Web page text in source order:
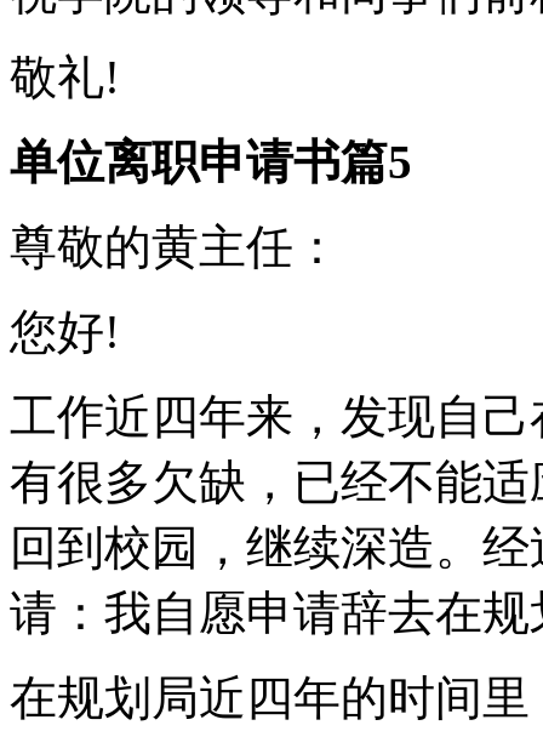
敬礼!
单位离职申请书篇5
尊敬的黄主任：
您好!
工作近四年来，发现自
有很多欠缺，已经不能
回到校园，继续深造。
请：我自愿申请辞去在
在规划局近四年的时间